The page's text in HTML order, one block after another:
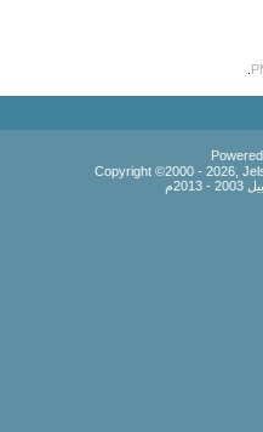
Copyright ©2000 - 2026,